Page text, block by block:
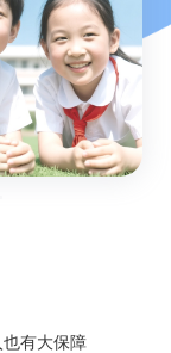
有大保障